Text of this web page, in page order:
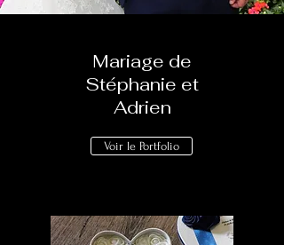
Mariage de
Stéphanie et
Adrien
Voir le Portfolio